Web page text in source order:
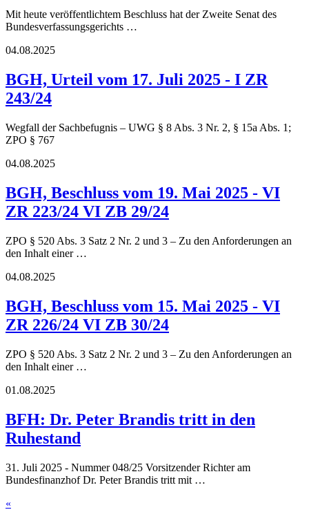
Mit heute veröffentlichtem Beschluss hat der Zweite Senat des
Bundesverfassungsgerichts …
04.08.2025
BGH, Urteil vom 17. Juli 2025 - I ZR
243/24
Wegfall der Sachbefugnis – UWG § 8 Abs. 3 Nr. 2, § 15a Abs. 1;
ZPO § 767
04.08.2025
BGH, Beschluss vom 19. Mai 2025 - VI
ZR 223/24 VI ZB 29/24
ZPO § 520 Abs. 3 Satz 2 Nr. 2 und 3 – Zu den Anforderungen an
den Inhalt einer …
04.08.2025
BGH, Beschluss vom 15. Mai 2025 - VI
ZR 226/24 VI ZB 30/24
ZPO § 520 Abs. 3 Satz 2 Nr. 2 und 3 – Zu den Anforderungen an
den Inhalt einer …
01.08.2025
BFH: Dr. Peter Brandis tritt in den
Ruhestand
31. Juli 2025 - Nummer 048/25 Vorsitzender Richter am
Bundesfinanzhof Dr. Peter Brandis tritt mit …
«